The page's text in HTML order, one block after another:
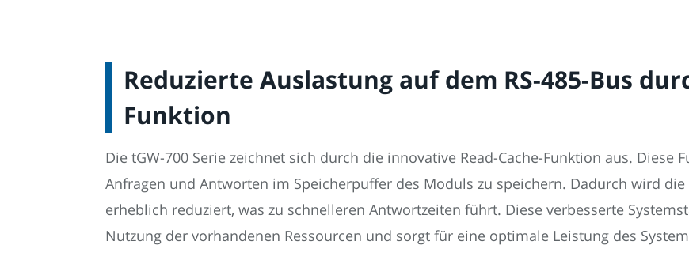
Reduzierte Auslastung auf dem RS-485-Bus
Funktion
Die tGW-700 Serie zeichnet sich durch die innovative Read-Cache-Funktion aus. Diese
Anfragen und Antworten im Speicherpuffer des Moduls zu speichern. Dadurch wird die
erheblich reduziert, was zu schnelleren Antwortzeiten führt. Diese verbesserte
Nutzung der vorhandenen Ressourcen und sorgt für eine optimale Leistung des